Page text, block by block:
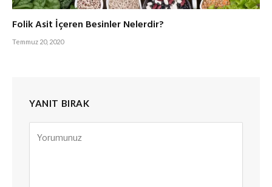
Folik Asit İçeren Besinler Nelerdir?
Temmuz 20, 2020
YANIT BIRAK